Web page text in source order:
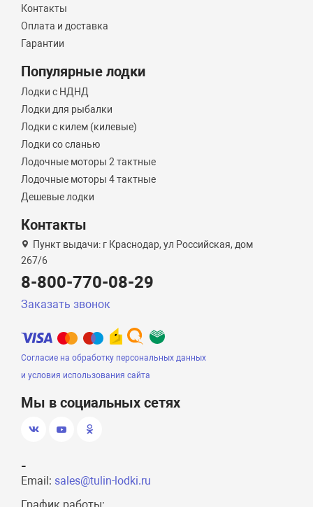
Контакты
Оплата и доставка
Гарантии
Популярные лодки
Лодки с НДНД
Лодки для рыбалки
Лодки с килем (килевые)
Лодки со сланью
Лодочные моторы 2 тактные
Лодочные моторы 4 тактные
Дешевые лодки
Контакты
Пункт выдачи: г Краснодар, ул Российская, дом
267/6
8-800-770-08-29
Заказать звонок
Согласие на обработку персональных данных
и условия использования сайта
Мы в социальных сетях
-
Email: sales@tulin-lodki.ru